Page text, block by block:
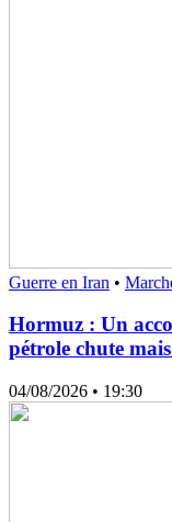
Guerre en Iran •
Hormuz : Un
pétrole chute
04/08/2026 • 19:30